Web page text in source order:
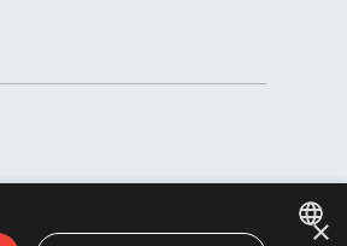
×